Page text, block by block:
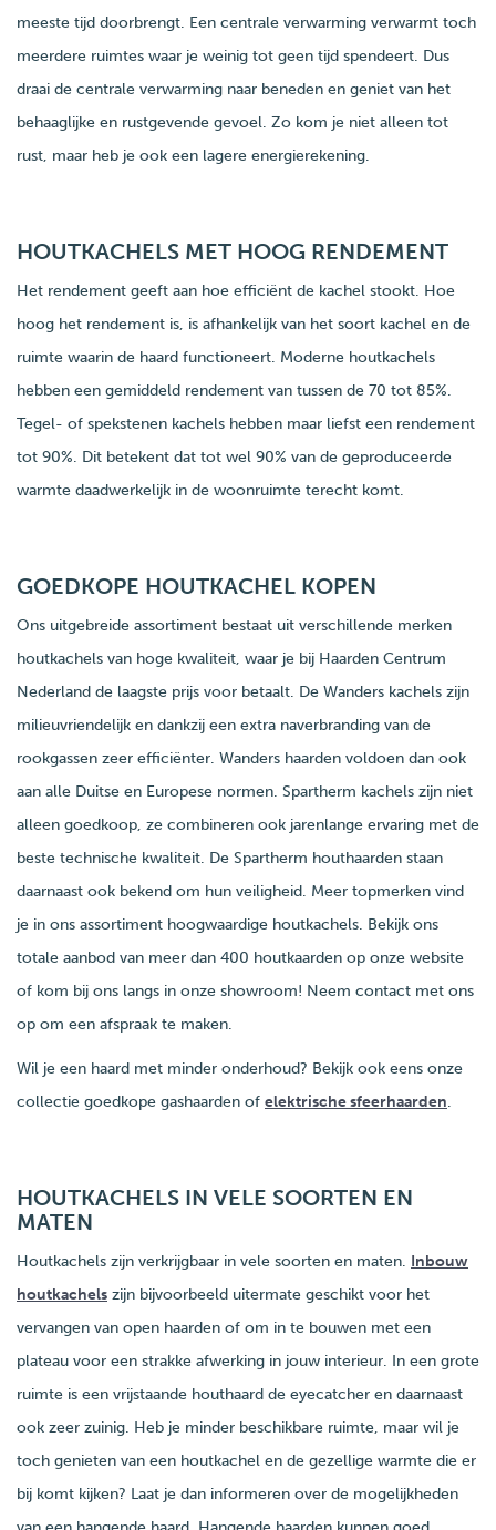
meeste tijd doorbrengt. Een centrale verwarming verwarmt toch
meerdere ruimtes waar je weinig tot geen tijd spendeert. Dus
draai de centrale verwarming naar beneden en geniet van het
behaaglijke en rustgevende gevoel. Zo kom je niet alleen tot
rust, maar heb je ook een lagere energierekening.
HOUTKACHELS MET HOOG RENDEMENT
Het rendement geeft aan hoe efficiënt de kachel stookt. Hoe
hoog het rendement is, is afhankelijk van het soort kachel en de
ruimte waarin de haard functioneert. Moderne houtkachels
hebben een gemiddeld rendement van tussen de 70 tot 85%.
Tegel- of spekstenen kachels hebben maar liefst een rendement
tot 90%. Dit betekent dat tot wel 90% van de geproduceerde
warmte daadwerkelijk in de woonruimte terecht komt.
GOEDKOPE HOUTKACHEL KOPEN
Ons uitgebreide assortiment bestaat uit verschillende merken
houtkachels van hoge kwaliteit, waar je bij Haarden Centrum
Nederland de laagste prijs voor betaalt. De Wanders kachels zijn
milieuvriendelijk en dankzij een extra naverbranding van de
rookgassen zeer efficiënter. Wanders haarden voldoen dan ook
aan alle Duitse en Europese normen. Spartherm kachels zijn niet
alleen goedkoop, ze combineren ook jarenlange ervaring met de
beste technische kwaliteit. De Spartherm houthaarden staan
daarnaast ook bekend om hun veiligheid. Meer topmerken vind
je in ons assortiment hoogwaardige houtkachels. Bekijk ons
totale aanbod van meer dan 400 houtkaarden op onze website
of kom bij ons langs in onze showroom! Neem contact met ons
op om een afspraak te maken.
Wil je een haard met minder onderhoud? Bekijk ook eens onze
collectie goedkope gashaarden of elektrische sfeerhaarden.
HOUTKACHELS IN VELE SOORTEN EN
MATEN
Houtkachels zijn verkrijgbaar in vele soorten en maten. Inbouw
houtkachels zijn bijvoorbeeld uitermate geschikt voor het
vervangen van open haarden of om in te bouwen met een
plateau voor een strakke afwerking in jouw interieur. In een grote
ruimte is een vrijstaande houthaard de eyecatcher en daarnaast
ook zeer zuinig. Heb je minder beschikbare ruimte, maar wil je
toch genieten van een houtkachel en de gezellige warmte die er
bij komt kijken? Laat je dan informeren over de mogelijkheden